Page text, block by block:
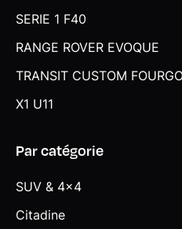
Régulateur de vitesse avec
avec rappels de clignotants
Rétroviseurs extérieurs
Sellerie Alcantara /
contrastantes bleues
Services Après-vente
Appel "BMW Assistance -
SERIE 1 F40
RANGE ROVER EVOQUE
TRANSIT CUSTOM
X1 U11
Par catégorie
SUV & 4x4
Citadine